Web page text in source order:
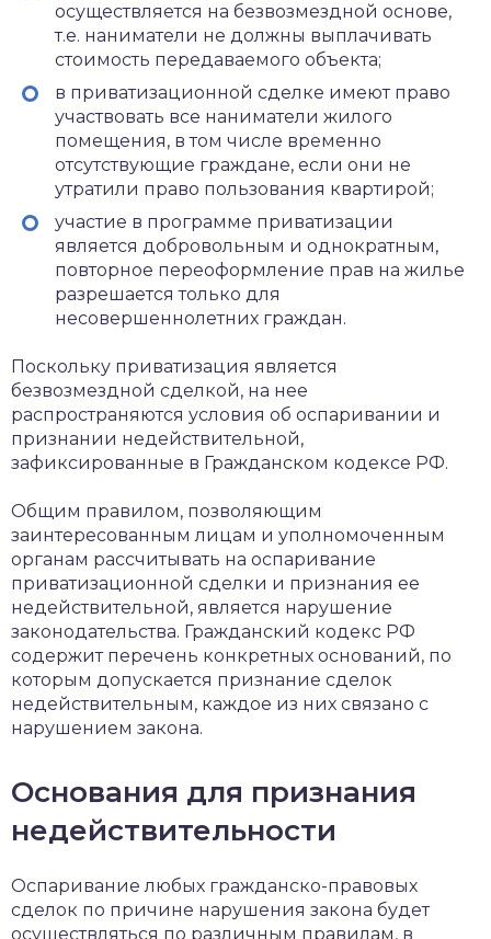
осуществляется на безвозмездной основе,
т.е. наниматели не должны выплачивать
стоимость передаваемого объекта;
в приватизационной сделке имеют право
участвовать все наниматели жилого
помещения, в том числе временно
отсутствующие граждане, если они не
утратили право пользования квартирой;
участие в программе приватизации
является добровольным и однократным,
повторное переоформление прав на жилье
разрешается только для
несовершеннолетних граждан.
Поскольку приватизация является
безвозмездной сделкой, на нее
распространяются условия об оспаривании и
признании недействительной,
зафиксированные в Гражданском кодексе РФ.
Общим правилом, позволяющим
заинтересованным лицам и уполномоченным
органам рассчитывать на оспаривание
приватизационной сделки и признания ее
недействительной, является нарушение
законодательства. Гражданский кодекс РФ
содержит перечень конкретных оснований, по
которым допускается признание сделок
недействительным, каждое из них связано с
нарушением закона.
Основания для признания
недействительности
Оспаривание любых гражданско-правовых
сделок по причине нарушения закона будет
осуществляться по различным правилам, в